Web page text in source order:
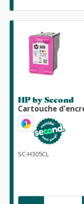
HP by Second
Cartouche
1
SC-H305CL